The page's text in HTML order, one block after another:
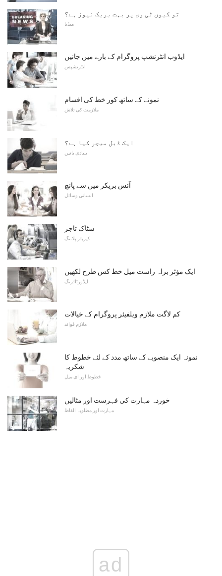
تو کیوں ٹی وی پر بہت بریک نیوز ہے؟
میڈیا
ایڈوب انٹرنشپ پروگرام کے بارے میں جانیں
انٹرنشپس
نمونے کے ساتھ کور خط کی اقسام
ملازمت کی تلاش
ایک ڈبل میجر کیا ہے؟
بنیادی باتیں
آئس بریکر میں سے پانچ
انسانی وسائل
سٹاک تاجر
کیریئر پلاننگ
ایک مؤثر براہ راست میل خط کس طرح لکھیں
ایڈورٹائزنگ
کم لاگت ملازم ویلفیئر پروگرام کے خیالات
ملازم فوائد
نمونہ ایک منصوبے کے ساتھ مدد کے لئے خطوط کا
شکریہ
خطوط اور ای میل
خوردہ مہارت کی فہرست اور مثالیں
مہارت اور مطلوبہ الفاظ
ad